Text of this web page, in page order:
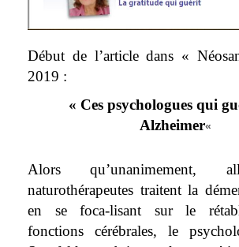
Début de l’article dans «
2019 :
« Ces psychologues qui
Alzheimer«
Alors qu’unanimement,
naturothérapeutes traitent la
en se foca-lisant sur le
fonctions cérébrales, le